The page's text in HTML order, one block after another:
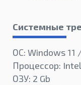
Системные
ОС: Windows
Процессор:
ОЗУ: 2 Gb